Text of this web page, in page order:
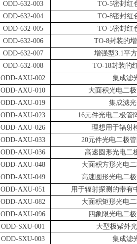
ODD-632-003 TO-5密封红
ODD-632-004 TO-8密封红
ODD-632-005 TO-5密封红
ODD-632-006 TO-8封装的
ODD-632-007 增强型3.1平
ODD-632-008 TO-18封装的
ODD-AXU-002
集成滤
ODD-AXU-010
大面积光电二
ODD-AXU-019
集成滤
ODD-AXU-023 16元件光电二极管
ODD-AXU-026
理想用于辐射
ODD-AXU-033 20元件光电二极
ODD-AXU-036
高速圆形光电二
ODD-AXU-048
大面积方形光电
ODD-AXU-049
高速圆形光电二
ODD-AXU-051
用于辐射探测的带有
ODD-AXU-082
大面积矩形光电
ODD-AXU-096
四象限光电二
ODD-SXU-001
大型极紫外
ODD-SXU-003
集成滤